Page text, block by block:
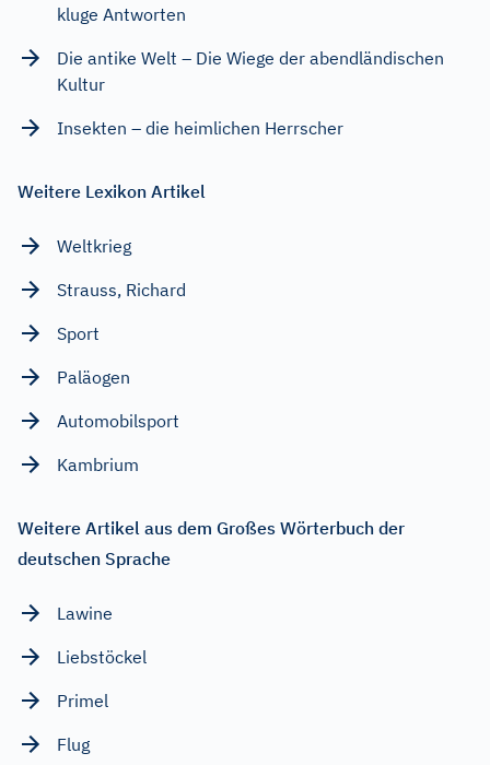
kluge Antworten
Die antike Welt – Die Wiege der abendländischen
Kultur
Insekten – die heimlichen Herrscher
Weitere Lexikon Artikel
Weltkrieg
Strauss, Richard
Sport
Paläogen
Automobilsport
Kambrium
Weitere Artikel aus dem Großes Wörterbuch der
deutschen Sprache
Lawine
Liebstöckel
Primel
Flug